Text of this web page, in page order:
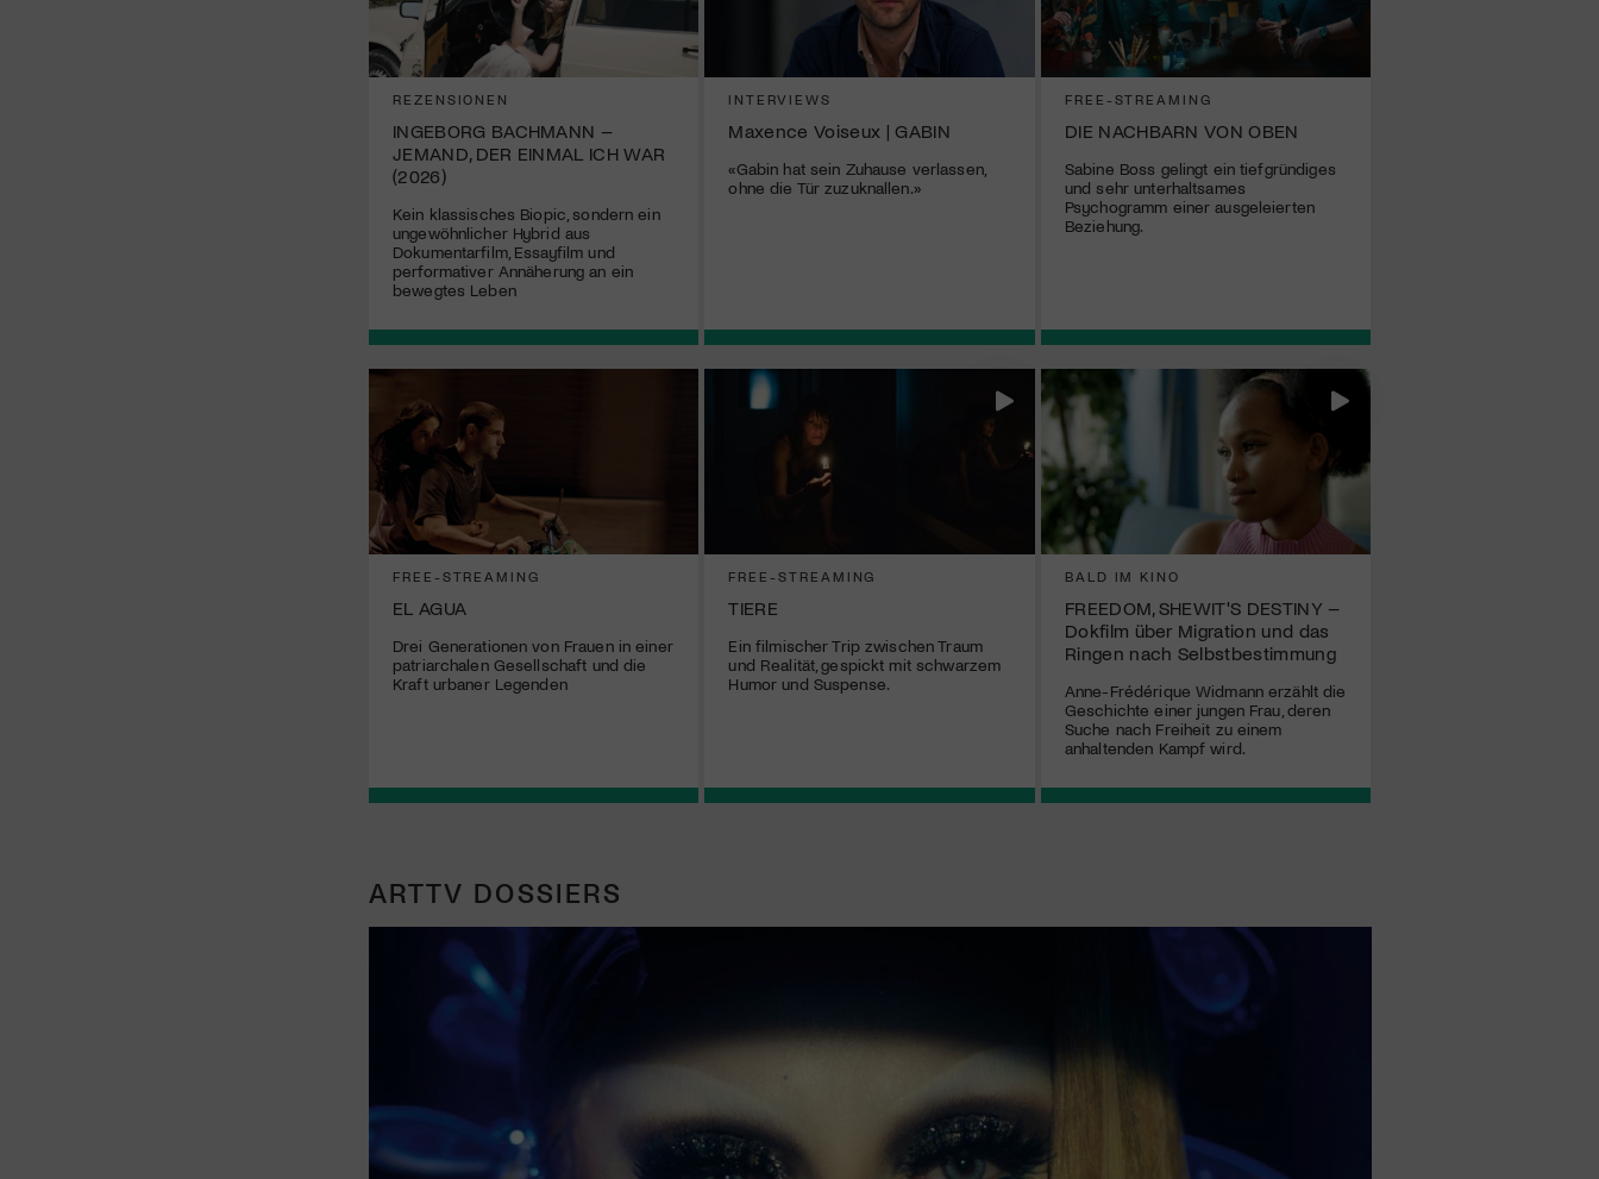
REZENSIONEN
INGEBORG BACHMANN –
JEMAND, DER EINMAL ICH WAR
(2026)
Kein klassisches Biopic, sondern ein
ungewöhnlicher Hybrid aus
Dokumentarfilm, Essayfilm und
performativer Annäherung an ein
bewegtes Leben
INTERVIEWS
Maxence Voiseux | GABIN
«Gabin hat sein Zuhause verlassen,
ohne die Tür zuzuknallen.»
FREE-STREAMING
DIE NACHBARN VON OBEN
Sabine Boss gelingt ein tiefgründiges
und sehr unterhaltsames
Psychogramm einer ausgeleierten
Beziehung.
FREE-STREAMING
EL AGUA
Drei Generationen von Frauen in einer
patriarchalen Gesellschaft und die
Kraft urbaner Legenden
FREE-STREAMING
TIERE
Ein filmischer Trip zwischen Traum
und Realität, gespickt mit schwarzem
Humor und Suspense.
BALD IM KINO
FREEDOM, SHEWIT'S DESTINY –
Dokfilm über Migration und das
Ringen nach Selbstbestimmung
Anne-Frédérique Widmann erzählt die
Geschichte einer jungen Frau, deren
Suche nach Freiheit zu einem
anhaltenden Kampf wird.
ARTTV DOSSIERS